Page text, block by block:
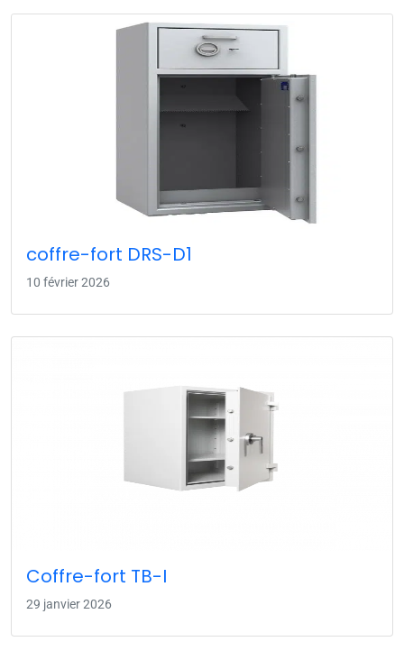
coffre-fort DRS-D1
10 février 2026
Coffre-fort TB-I
29 janvier 2026